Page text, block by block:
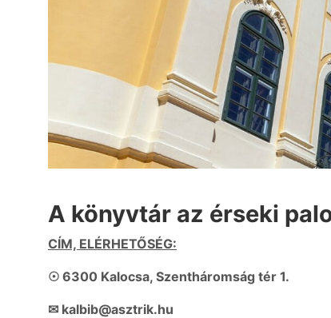
A könyvtár az érseki
CÍM, ELÉRHETŐSÉG:
☉ 6300 Kalocsa, Szentháromság tér 1.
✉ kalbib@asztrik.hu